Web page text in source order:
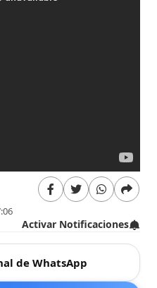
Activar Notificaciones
de WhatsApp